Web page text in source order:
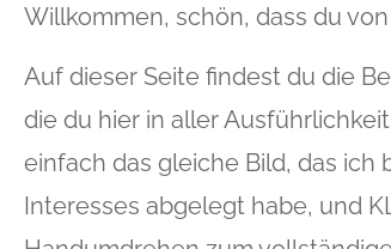
Willkommen, schön, dass du
Auf dieser Seite findest du die
die du hier in aller
einfach das gleiche Bild, das ich
Interesses abgelegt habe, und